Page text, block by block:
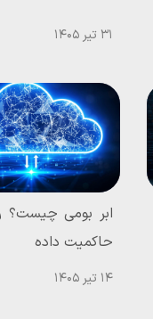
31 تیر 1405
حاکمیت داده
14 تیر 1405